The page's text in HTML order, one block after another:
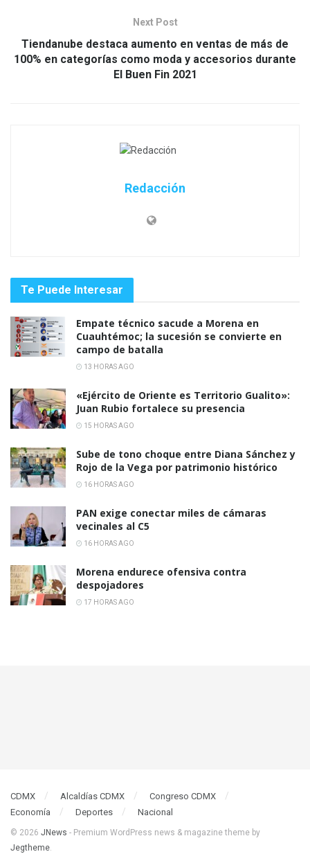
Next Post
Tiendanube destaca aumento en ventas de más de
100% en categorías como moda y accesorios durante
El Buen Fin 2021
Redacción
Te Puede Interesar
Empate técnico sacude a Morena en
Cuauhtémoc; la sucesión se convierte en
campo de batalla
13 HORAS AGO
«Ejército de Oriente es Territorio Gualito»:
Juan Rubio fortalece su presencia
15 HORAS AGO
Sube de tono choque entre Diana Sánchez y
Rojo de la Vega por patrimonio histórico
16 HORAS AGO
PAN exige conectar miles de cámaras
vecinales al C5
16 HORAS AGO
Morena endurece ofensiva contra
despojadores
17 HORAS AGO
CDMX Alcaldías CDMX
Congreso CDMX
Economía
Deportes Nacional
© 2026 JNews - Premium WordPress news & magazine theme by
Jegtheme.